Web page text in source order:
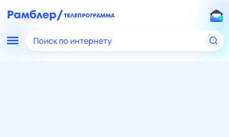
Поиск по интернету